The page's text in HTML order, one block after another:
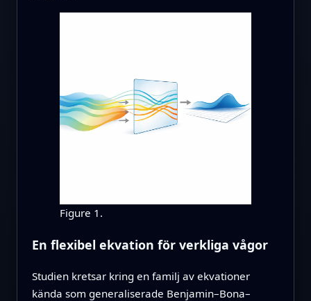
Figure 1.
En flexibel ekvation för verkliga vågor
Studien kretsar kring en familj av ekvationer
kända som generaliserade Benjamin–Bona–